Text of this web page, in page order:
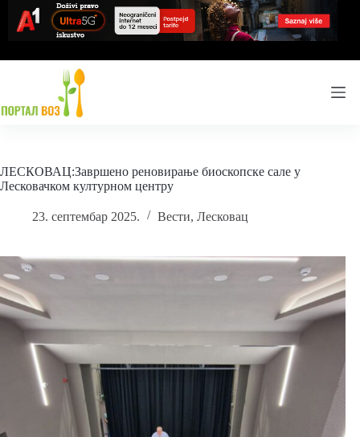
content
ЛЕСКОВАЦ:Завршено реновирање биоскопске сале у
Лесковачком културном центру
23. септембар 2025. Вести, Лесковац